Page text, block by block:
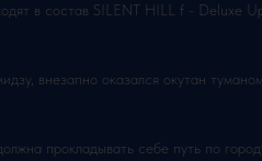
в состав SILENT HILL f - Deluxe
внезапно оказался окутан
прокладывать себе путь по